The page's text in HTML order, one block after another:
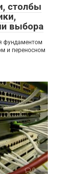
столбы
выбора
фундаментом
и переносном
0